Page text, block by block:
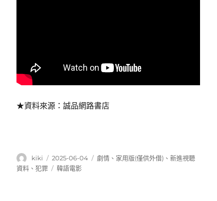
★資料來源：誠品網路書店
作
者
kiki
發
佈
2025-06-04
分
劇情 、 家用版(僅供外借) 、新進視聽
資料 、犯罪
標
韓語電影